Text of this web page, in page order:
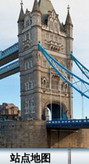
站点地图